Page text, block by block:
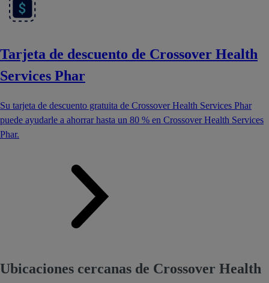
Tarjeta de descuento de Crossover Health
Services Phar
Su tarjeta de descuento gratuita de Crossover Health Services Phar
puede ayudarle a ahorrar hasta un 80 % en Crossover Health Services
Phar.
Ubicaciones cercanas de Crossover Health